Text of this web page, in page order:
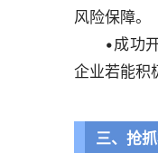
风险保障。
•成功
企业若能积
三、抢